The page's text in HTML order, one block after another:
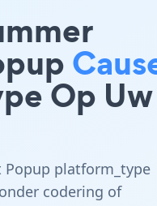
Op Uw
Popup platform_type
codering of